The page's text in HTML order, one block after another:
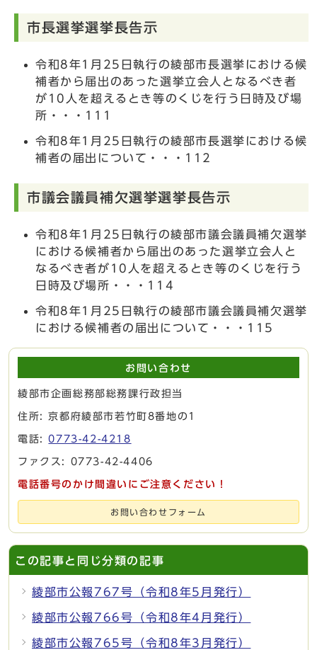
市長選挙選挙長告示
令和8年1月25日執行の綾部市長選挙における候
補者から届出のあった選挙立会人となるべき者
が10人を超えるとき等のくじを行う日時及び場
所・・・111
令和8年1月25日執行の綾部市長選挙における候
補者の届出について・・・112
市議会議員補欠選挙選挙長告示
令和8年1月25日執行の綾部市議会議員補欠選挙
における候補者から届出のあった選挙立会人と
なるべき者が10人を超えるとき等のくじを行う
日時及び場所・・・114
令和8年1月25日執行の綾部市議会議員補欠選挙
における候補者の届出について・・・115
お問い合わせ
綾部市企画総務部総務課行政担当
住所: 京都府綾部市若竹町8番地の1
電話:0773-42-4218
ファクス: 0773-42-4406
電話番号のかけ間違いにご注意ください！
お問い合わせフォーム
この記事と同じ分類の記事
綾部市公報767号（令和8年5月発行）
綾部市公報766号（令和8年4月発行）
綾部市公報765号（令和8年3月発行）